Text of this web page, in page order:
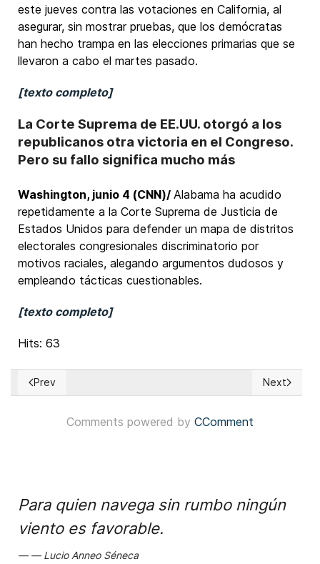
este jueves contra las votaciones en California, al
asegurar, sin mostrar pruebas, que los demócratas
han hecho trampa en las elecciones primarias que se
llevaron a cabo el martes pasado.
[texto completo]
La Corte Suprema de EE.UU. otorgó a los
republicanos otra victoria en el Congreso.
Pero su fallo significa mucho más
Washington, junio 4 (CNN)/ Alabama ha acudido
repetidamente a la Corte Suprema de Justicia de
Estados Unidos para defender un mapa de distritos
electorales congresionales discriminatorio por
motivos raciales, alegando argumentos dudosos y
empleando tácticas cuestionables.
[texto completo]
Hits: 63
Previous article: EUA: Senado rechazó iniciativa
Prev Next
Next
Comments powered by CComment
Para quien navega sin rumbo ningún
viento es favorable.
Lucio Anneo Séneca